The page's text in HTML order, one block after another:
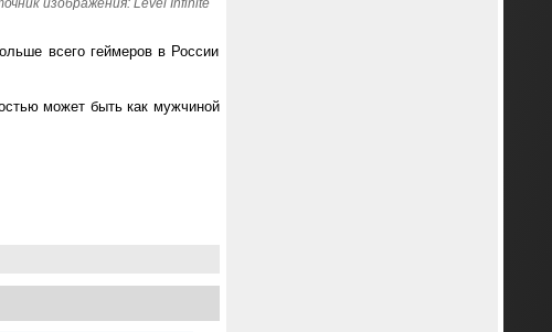
изображения: Level Infinite
всего геймеров в России
может быть как мужчиной